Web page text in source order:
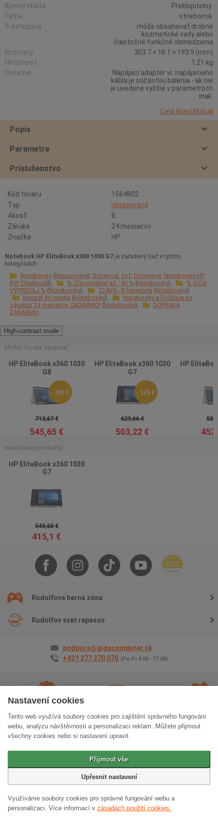
Nastavení cookies
Tento web využívá soubory cookies pro zajištění správného fungování
webu, analýzu návštěvnosti a personalizaci reklam. Můžete přijmout
všechny cookies nebo si nastavení upravit.
Přijmout vše
Upřesnit nastavení
Využíváme soubory cookies pro správné fungování webu a
personalizaci. Více informací v zásadách použití cookies.
Konvertibilita
Překlopitelný
Farba
strieborná
B-kategória
môže obsahovať drobné
kozmetické vady alebo
čiastočné funkčné obmedzenia
Rozmery
303.7 × 16.1 × 193.9 (mm)
Hmotnosť
1.21 kg
Ostatné
Napájací adaptér vr. napájacieho
kábla je súčasťou balenia - ak nie
je uvedené vyššie v parametroch
inak.
Celá špecifikácia
Popis
Parametre
Príslušenstvo
Kód tovaru
1564802
Typ
repasované
Akosť:
B
Záruka
24 mesiacov
Značka
HP
Notebook HP EliteBook x360 1030 G7 je zaradený tiež v týchto
kategóriách:
Notebooky Repasované Dotykové 2v1 Dizajnové Notebooky HP
HP EliteBook
% Zľavománia! až - 40 % Notebooky
% GIGA
VÝPREDAJ % Notebooky ZĽAVA - B kategórie Notebooky
Naspäť do vrecka Notebooky
Notebooky a Počítače so
zárukou 24 mesiacov ZADARMO! Notebooky
DOPRAVA
ZADARMO
High-contrast mode
Mohlo by vás zaujímať
HP EliteBook x360 1030
G8
- 168 €
713,67 €
545,65 €
HP EliteBook x360 1030
G7
- 126 €
629,66 €
503,22 €
HP
Navštívené produkty
HP EliteBook x360 1030
G7
545,65 €
415,1 €
Rudolfova herná zóna
Rudolfov svet repasov
podpora@gigacomputer.sk
+421 277 270 070 (Po-Pi 9.00 - 17.00)
2 roky záruky na
všetko
Doprava zadarmo
Osobný
odber
Klasická verzia stránok
© 2006 - 2026 GIGACOMPUTER a.s.